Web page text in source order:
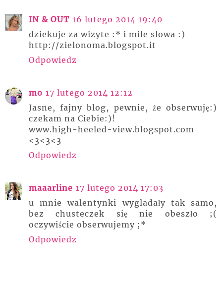
IN & OUT 16 lutego 2014 19:40
dziekuje za wizyte :* i mile slowa :)
http://zielonoma.blogspot.it
Odpowiedz
mo 17 lutego 2014 12:12
Jasne, fajny blog, pewnie, że obserwuję:)
czekam na Ciebie:)!
www.high-heeled-view.blogspot.com
<3<3<3
Odpowiedz
maaarline 17 lutego 2014 17:03
u mnie walentynki wygladały tak samo,
bez chusteczek się nie obeszło ;(
oczywiście obserwujemy ;*
Odpowiedz